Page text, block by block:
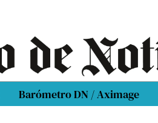
Barómetro DN / Aximage